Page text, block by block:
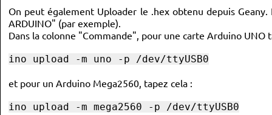
On peut également Uploader le .hex obtenu depuis
ARDUINO" (par exemple).
Dans la colonne "Commande", pour une carte Arduino UNO
ino upload -m uno -p /dev/ttyUSB0
et pour un Arduino Mega2560, tapez cela :
ino upload -m mega2560 -p /dev/ttyUSB0